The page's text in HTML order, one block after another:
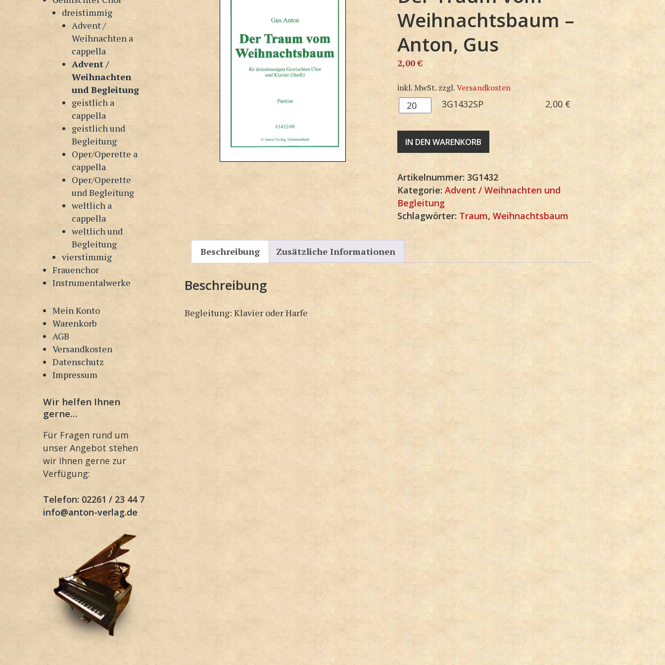
dreistimmig
Advent /
Weihnachten a
cappella
Advent /
Weihnachten
und Begleitung
geistlich a
cappella
geistlich und
Begleitung
Oper/Operette a
cappella
Oper/Operette
und Begleitung
weltlich a
cappella
weltlich und
Begleitung
vierstimmig
Frauenchor
Instrumentalwerke
Mein Konto
Warenkorb
AGB
Versandkosten
Datenschutz
Impressum
Wir helfen Ihnen
gerne…
Für Fragen rund um
unser Angebot stehen
wir Ihnen gerne zur
Verfügung:
Telefon: 02261 / 23 44 7
info@anton-verlag.de
Weihnachtsbaum –
Anton, Gus
2,00€
inkl. MwSt. zzgl.Versandkosten
3G1432SP
Menge
3G1432SP 2,00 €
IN DEN WARENKORB
Artikelnummer: 3G1432
Kategorie:Advent / Weihnachten und
Begleitung
Schlagwörter: Traum,Weihnachtsbaum
Beschreibung Zusätzliche Informationen
Beschreibung
Begleitung: Klavier oder Harfe